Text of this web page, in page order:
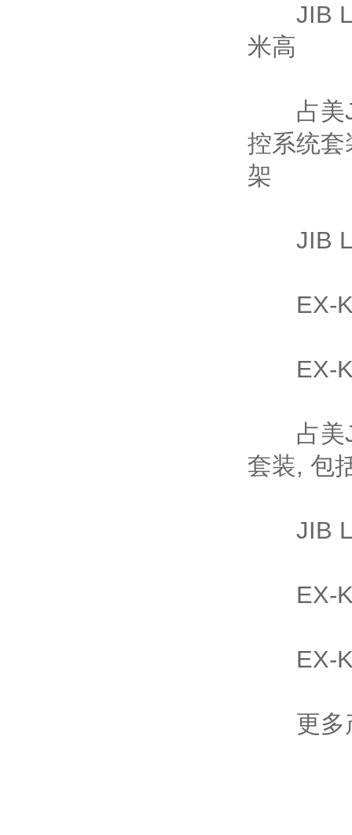
JIB
米高
占美JL
控系统
架
JIB
EX-Kit
EX-Kit
占美JL
套装, 包
JIB
EX-Kit
EX-Kit
更多产